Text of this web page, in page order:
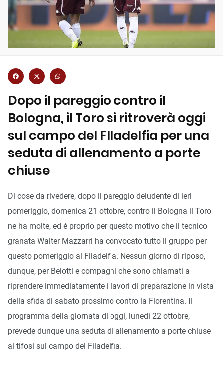
Dopo il pareggio contro il
Bologna, il Toro si ritroverà oggi
sul campo del FIladelfia per una
seduta di allenamento a porte
chiuse
Di cose da rivedere, dopo il pareggio deludente di ieri
pomeriggio, domenica 21 ottobre, contro il Bologna il Toro
ne ha molte, ed è proprio per questo motivo che il tecnico
granata Walter Mazzarri ha convocato tutto il gruppo per
questo pomeriggio al Filadelfia. Nessun giorno di riposo,
dunque, per Belotti e compagni che sono chiamati a
riprendere immediatamente i lavori di preparazione in vista
della sfida di sabato prossimo contro la Fiorentina. Il
programma della giornata di oggi, lunedì 22 ottobre,
prevede dunque una seduta di allenamento a porte chiuse
ai tifosi sul campo del Filadelfia.